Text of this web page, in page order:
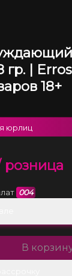
|
18+
розница
004
В
юрлиц